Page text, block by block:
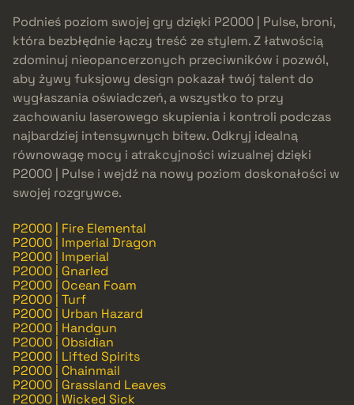
Podnieś poziom swojej gry dzięki P2000 | Pulse, broni,
która bezbłędnie łączy treść ze stylem. Z łatwością
zdominuj nieopancerzonych przeciwników i pozwól,
aby żywy fuksjowy design pokazał twój talent do
wygłaszania oświadczeń, a wszystko to przy
zachowaniu laserowego skupienia i kontroli podczas
najbardziej intensywnych bitew. Odkryj idealną
równowagę mocy i atrakcyjności wizualnej dzięki
P2000 | Pulse i wejdź na nowy poziom doskonałości w
swojej rozgrywce.
P2000 | Fire Elemental
P2000 | Imperial Dragon
P2000 | Imperial
P2000 | Gnarled
P2000 | Ocean Foam
P2000 | Turf
P2000 | Urban Hazard
P2000 | Handgun
P2000 | Obsidian
P2000 | Lifted Spirits
P2000 | Chainmail
P2000 | Grassland Leaves
P2000 | Wicked Sick